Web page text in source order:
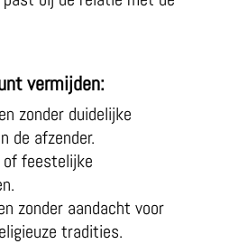
vermijden:
zonder duidelijke
de afzender.
of feestelijke
zonder aandacht voor
tradities.